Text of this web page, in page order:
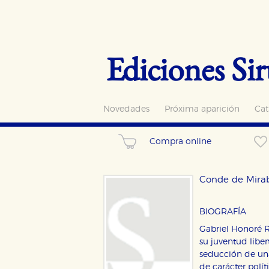
Ediciones
Novedades Próxima aparición
Compra online
Conde de
BIOGRAFÍA
Gabriel Honoré
su juventud
seducción de
de carácter